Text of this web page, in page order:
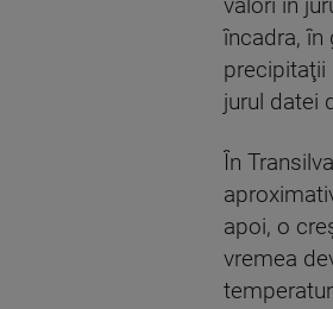
valori în
încadra, în
precipitaţii
jurul datei
În
apoi, o
vremea